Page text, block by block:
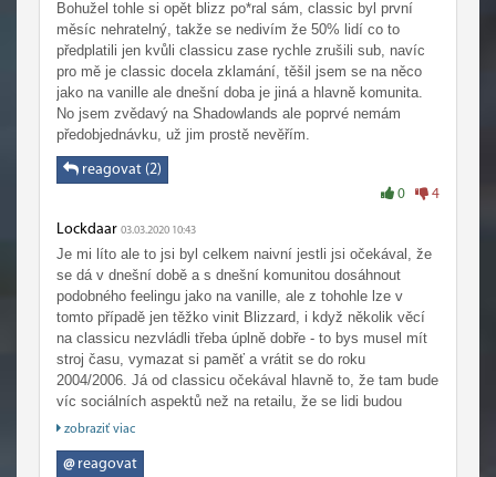
Bohužel tohle si opět blizz po*ral sám, classic byl první
měsíc nehratelný, takže se nedivím že 50% lidí co to
předplatili jen kvůli classicu zase rychle zrušili sub, navíc
pro mě je classic docela zklamání, těšil jsem se na něco
jako na vanille ale dnešní doba je jiná a hlavně komunita.
No jsem zvědavý na Shadowlands ale poprvé nemám
předobjednávku, už jim prostě nevěřím.
reagovat (2)
0 4
Lockdaar 03.03.2020 10:43
Je mi líto ale to jsi byl celkem naivní jestli jsi očekával, že
se dá v dnešní době a s dnešní komunitou dosáhnout
podobného feelingu jako na vanille, ale z tohohle lze v
tomto případě jen těžko vinit Blizzard, i když několik věcí
na classicu nezvládli třeba úplně dobře - to bys musel mít
stroj času, vymazat si paměť a vrátit se do roku
2004/2006. Já od classicu očekával hlavně to, že tam bude
víc sociálních aspektů než na retailu, že se lidi budou
muset mezi sebou zase víc bavit než jen kliknout na
joinout do grupy, jelikož ta hra je k tomu takto uzpůsobená,
zobraziť viac
@reagovat